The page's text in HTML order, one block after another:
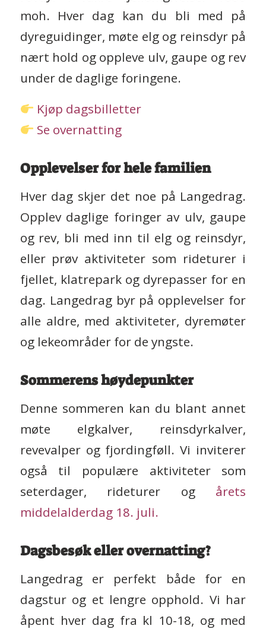
moh. Hver dag kan du bli med på
dyreguidinger, møte elg og reinsdyr på
nært hold og oppleve ulv, gaupe og rev
under de daglige foringene.
Kjøp dagsbilletter
Se overnatting
Opplevelser for hele familien
Hver dag skjer det noe på Langedrag.
Opplev daglige foringer av ulv, gaupe
og rev, bli med inn til elg og reinsdyr,
eller prøv aktiviteter som rideturer i
fjellet, klatrepark og dyrepasser for en
dag. Langedrag byr på opplevelser for
alle aldre, med aktiviteter, dyremøter
og lekeområder for de yngste.
Sommerens høydepunkter
Denne sommeren kan du blant annet
møte elgkalver, reinsdyrkalver,
revevalper og fjordingføll. Vi inviterer
også til populære aktiviteter som
seterdager, rideturer og årets
middelalderdag 18. juli.
Dagsbesøk eller overnatting?
Langedrag er perfekt både for en
dagstur og et lengre opphold. Vi har
åpent hver dag fra kl 10-18, og med